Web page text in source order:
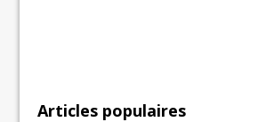
Articles populaires